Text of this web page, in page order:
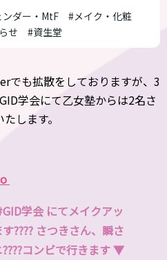
ダー・MtF
#メイク・化粧
せ #資生堂
でも拡散をしておりますが、3
学会にて乙女塾からは2名さ
します。
学会 にてメイクアッ
???? さつきさん、瞬さ
コンビで行きます ▼